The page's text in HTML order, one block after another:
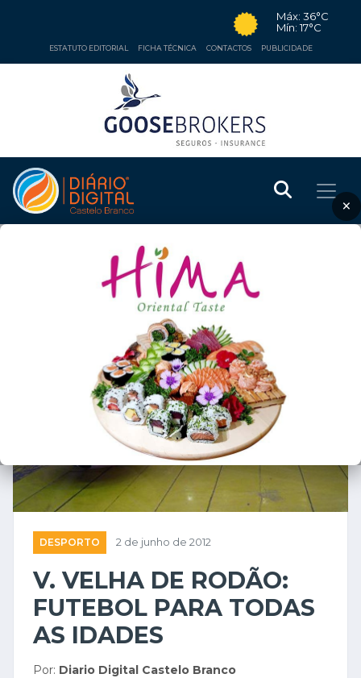
Máx: 36°C
Mín: 17°C
ESTATUTO EDITORIAL FICHA TÉCNICA CONTACTOS PUBLICIDADE
×
DESPORTO 2 de junho de 2012
V. VELHA DE RODÃO:
FUTEBOL PARA TODAS
AS IDADES
Por: Diario Digital Castelo Branco